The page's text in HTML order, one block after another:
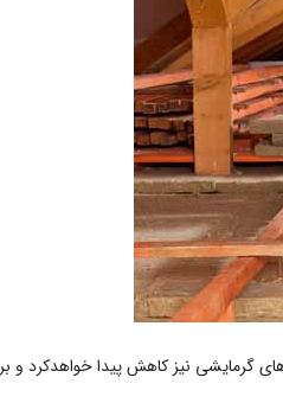
گرمایشی نیز کاهش پیدا خواهدکرد و